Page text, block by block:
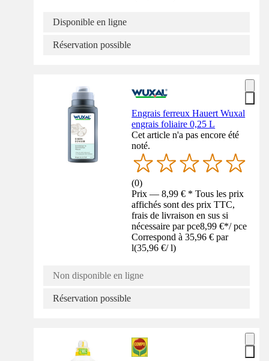
Disponible en ligne
Réservation possible
Engrais ferreux Hauert Wuxal
engrais foliaire 0,25 L
Cet article n'a pas encore été
noté.
(0)
Prix — 8,99 € * Tous les prix
affichés sont des prix TTC,
frais de livraison en sus si
nécessaire par pce8,99 €*/ pce
Correspond à 35,96 € par
l(35,96 €/ l)
Non disponible en ligne
Réservation possible